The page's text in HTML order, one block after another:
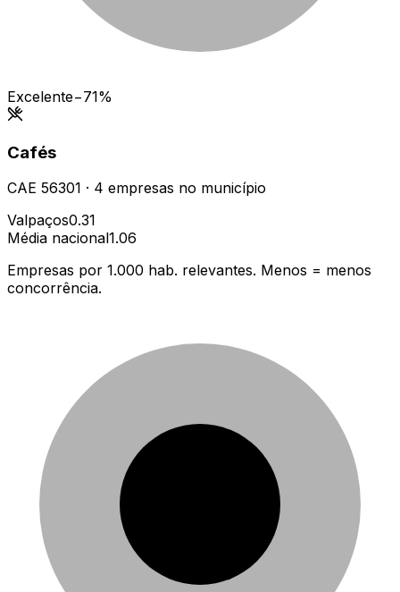
Excelente−71%
Cafés
CAE 56301 · 4 empresas no município
Valpaços0.31
Média nacional1.06
Empresas por 1.000 hab. relevantes. Menos = menos
concorrência.